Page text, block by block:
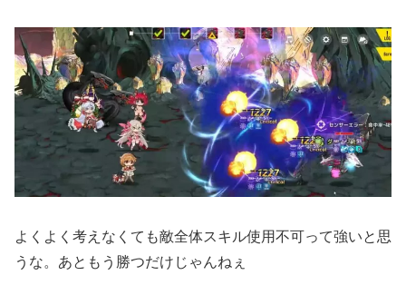
よくよく考えなくても敵全体スキル使用不可って強いと思
うな。あともう勝つだけじゃんねぇ